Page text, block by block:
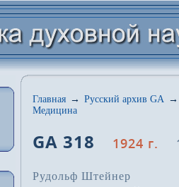
Главная → Русский архив GA →
Медицина
GA 318 1924 г.
Рудольф Штейнер